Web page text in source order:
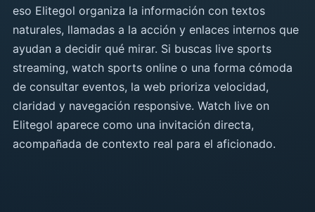
eso Elitegol organiza la información con textos
naturales, llamadas a la acción y enlaces internos que
ayudan a decidir qué mirar. Si buscas live sports
streaming, watch sports online o una forma cómoda
de consultar eventos, la web prioriza velocidad,
claridad y navegación responsive. Watch live on
Elitegol aparece como una invitación directa,
acompañada de contexto real para el aficionado.